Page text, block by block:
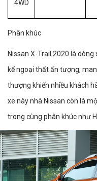
4WD
Phân khúc
Nissan X-Trail 2020 là
kế ngoại thất ấn tượng,
thượng khiến nhiều khách
xe này nhà Nissan còn là
trong cùng phân khúc như